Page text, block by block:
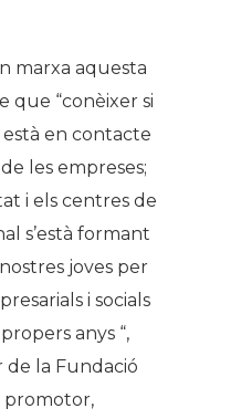
marxa aquesta
que “conèixer si
en contacte
les empreses;
i els centres de
s’està formant
joves per
i socials
anys “,
la Fundació
promotor,